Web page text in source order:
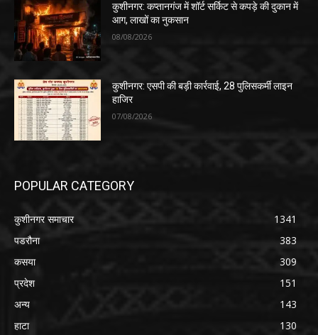
कुशीनगर: कप्तानगंज में शॉर्ट सर्किट से कपड़े की दुकान में
आग, लाखों का नुकसान
08/08/2026
कुशीनगर: एसपी की बड़ी कार्रवाई, 28 पुलिसकर्मी लाइन
हाजिर
07/08/2026
POPULAR CATEGORY
कुशीनगर समाचार
1341
पडरौना
383
कसया
309
प्रदेश
151
अन्य
143
हाटा
130